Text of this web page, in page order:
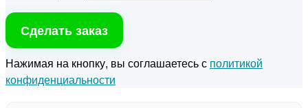
Сделать заказ
Нажимая на кнопку, вы соглашаетесь с политикой
конфиденциальности